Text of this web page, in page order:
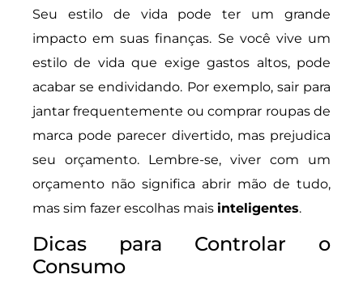
Seu estilo de vida pode ter um grande
impacto em suas finanças. Se você vive um
estilo de vida que exige gastos altos, pode
acabar se endividando. Por exemplo, sair para
jantar frequentemente ou comprar roupas de
marca pode parecer divertido, mas prejudica
seu orçamento. Lembre-se, viver com um
orçamento não significa abrir mão de tudo,
mas sim fazer escolhas mais inteligentes.
Dicas para Controlar o
Consumo